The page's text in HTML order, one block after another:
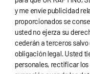
e
r
n
a
t
i
e
y me envíe publicidad
proporcionados se
usted no ejerza su
cederán a terceros
obligación legal. Usted
personales, rectificar